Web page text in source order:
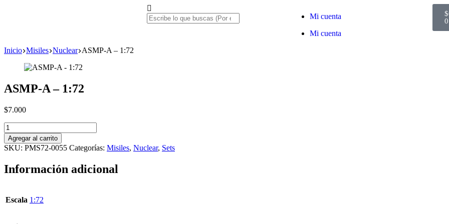
Mi cuenta
Mi cuenta
$
0
Inicio Misiles Nuclear ASMP-A – 1:72
ASMP-A – 1:72
$7.000
Agregar al carrito
SKU: PMS72-0055 Categorías: Misiles, Nuclear, Sets
Información adicional
Escala 1:72